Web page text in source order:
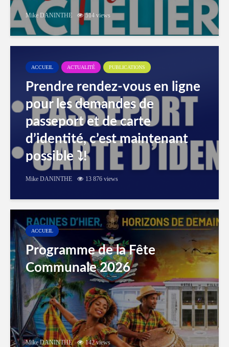
Mike DANINTHE 514 views
ACCUEIL ACTUALITÉ PUBLICATIONS
Prendre rendez-vous en ligne
pour les demandes de
passeport et de carte
d’identité, c’est maintenant
possible ⤵️!
Mike DANINTHE 13 876 views
ACCUEIL
Programme de la Fête
Communale 2026
Mike DANINTHE 142 views